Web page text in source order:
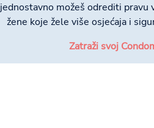
jednostavno možeš odrediti pravu
žene koje žele više osjećaja i
Zatraži svoj